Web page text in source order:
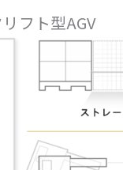
フト型AGV